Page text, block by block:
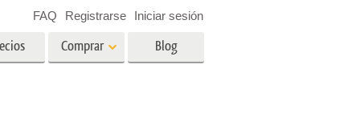
Comprar Blog
FAQ Registrarse Iniciar sesión